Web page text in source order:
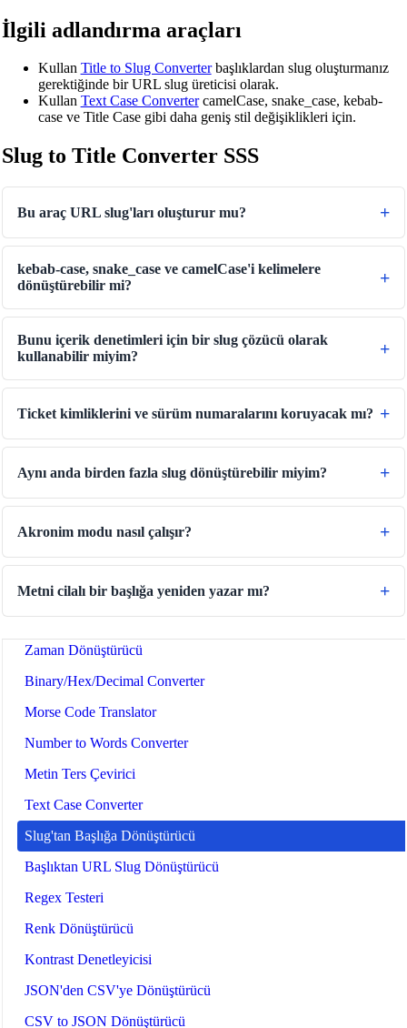
🔗Related Tools
📐Unit Converters
🔧 TOOLS
Uzunluk Dönüştürücü
Ağırlık Dönüştürücü
Sıcaklık Dönüştürücü
Enerji Dönüştürücü
Veri Depolama Dönüştürücüsü
Yakıt Tüketimi Dönüştürücü
Güç Dönüştürücü
Basınç Dönüştürücü
Hız Dönüştürücü
Zaman Dönüştürücü
Binary/Hex/Decimal Converter
Morse Code Translator
Number to Words Converter
Metin Ters Çevirici
Text Case Converter
Slug'tan Başlığa Dönüştürücü
Başlıktan URL Slug Dönüştürücü
Regex Testeri
Renk Dönüştürücü
Kontrast Denetleyicisi
JSON'den CSV'ye Dönüştürücü
CSV to JSON Dönüştürücü
İlgili adlandırma araçları
Kullan Title to Slug Converterbaşlıklardan slug oluşturmanız
gerektiğinde bir URL slug üreticisi olarak.
Kullan Text Case ConvertercamelCase, snake_case, kebab-
case ve Title Case gibi daha geniş stil değişiklikleri için.
Slug to Title Converter SSS
Bu araç URL slug'ları oluşturur mu?
kebab-case, snake_case ve camelCase'i kelimelere
dönüştürebilir mi?
Bunu içerik denetimleri için bir slug çözücü olarak
kullanabilir miyim?
Ticket kimliklerini ve sürüm numaralarını koruyacak mı?
Aynı anda birden fazla slug dönüştürebilir miyim?
Akronim modu nasıl çalışır?
Metni cilalı bir başlığa yeniden yazar mı?